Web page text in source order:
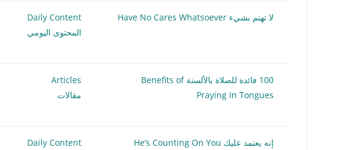
لا تهتم بشيء Have No Cares Whatsoever
Daily Content
المحتوى اليومي
100 فائدة للصلاة بالألسنة Benefits of
Praying In Tongues
Articles
مقالات
إنه يعتمد عليك He’s Counting On You Daily Content